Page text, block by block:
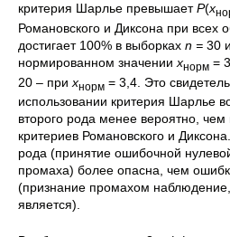
критерия Шарлье превышаетP(x
Романовского и Диксона при всех
достигает 100% в выборках n = 30
нормированном значении xнорм =
20 – при xнорм = 3,4. Это
использовании критерия Шарлье
второго рода менее вероятно, чем
критериев Романовского и
рода (принятие ошибочной
промаха) более опасна, чем
(признание промахом
является).